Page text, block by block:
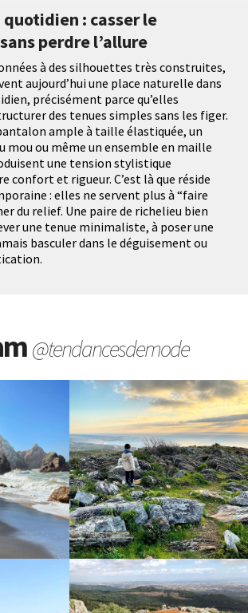
quotidien : casser le
perdre l’allure
à des silhouettes très construites,
aujourd’hui une place naturelle dans
précisément parce qu’elles
des tenues simples sans les figer.
ample à taille élastiquée, un
mou ou même un ensemble en maille
une tension stylistique
confort et rigueur. C’est là que réside
: elles ne servent plus à “faire
du relief. Une paire de richelieu bien
une tenue minimaliste, à poser une
basculer dans le déguisement ou
@tendancesdemode